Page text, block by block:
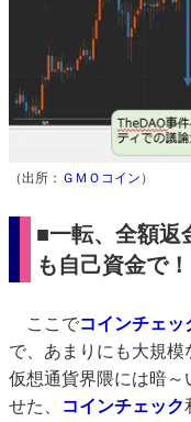
（出所： ＧＭＯコイン ）
■一転、全額返
も自己資金で！
ここでコインチェッ
で、あまりにも大規模
仮想通貨界隈には暗
せた、
コインチェック